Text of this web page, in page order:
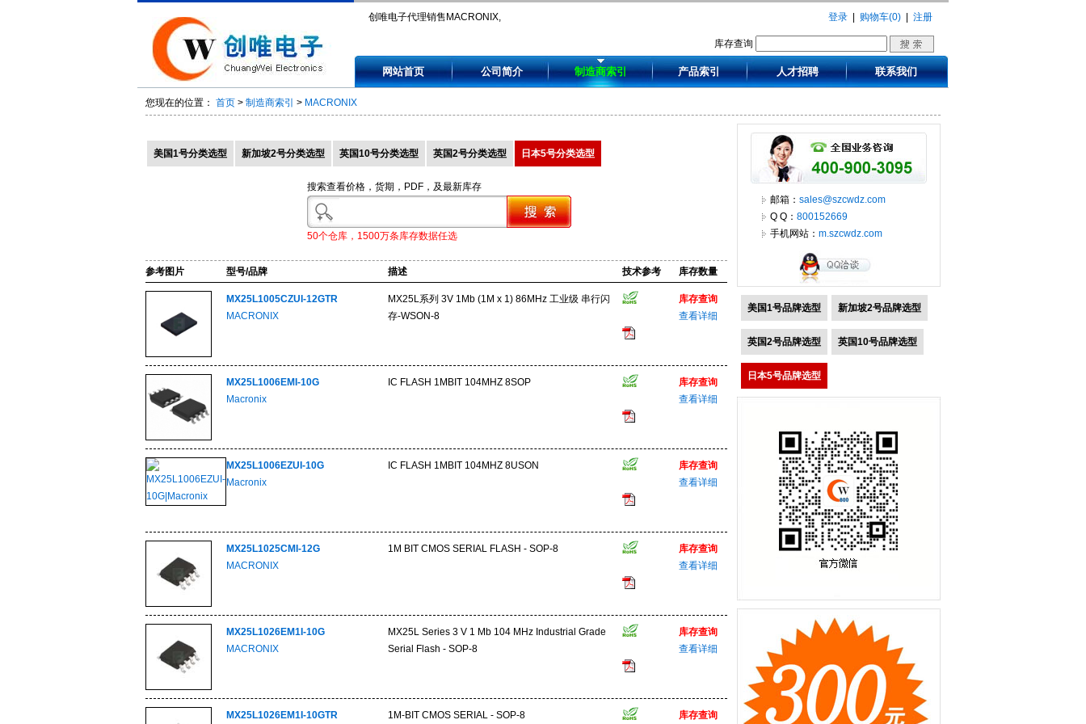
创唯电子代理销售MACRONIX,
MX25L1006EMI-10G,
登录 购物车(0) 注册
库存查询
网站首页 公司简介 制造商索引 产品索引 人才招聘 联系我们
您现在的位置： 首页 > 制造商索引 > MACRONIX
美国1号分类选型 新加坡2号分类选型 英国10号分类选型 英国2号分类选型 日本5号分类选型
搜索查看价格，货期，PDF，及最新库存
50个仓库，1500万条库存数据任选
参考图片 型号/品牌 描述 技术参考 库存数量
MX25L1005CZUI-12GTR
MACRONIX
MX25L系列 3V 1Mb (1M x 1) 86MHz 工业级 串行闪
存-WSON-8
库存查询
查看详细
MX25L1006EMI-10G
Macronix
IC FLASH 1MBIT 104MHZ 8SOP
库存查询
查看详细
MX25L1006EZUI-10G
Macronix
IC FLASH 1MBIT 104MHZ 8USON
库存查询
查看详细
MX25L1025CMI-12G
MACRONIX
1M BIT CMOS SERIAL FLASH - SOP-8
库存查询
查看详细
MX25L1026EM1I-10G
MACRONIX
MX25L Series 3 V 1 Mb 104 MHz Industrial Grade
Serial Flash - SOP-8
库存查询
查看详细
MX25L1026EM1I-10GTR 1M-BIT CMOS SERIAL - SOP-8 库存查询
邮箱： sales@szcwdz.com
Q Q： 800152669
手机网站： m.szcwdz.com
美国1号品牌选型 新加坡2号品牌选型
英国2号品牌选型 英国10号品牌选型
日本5号品牌选型